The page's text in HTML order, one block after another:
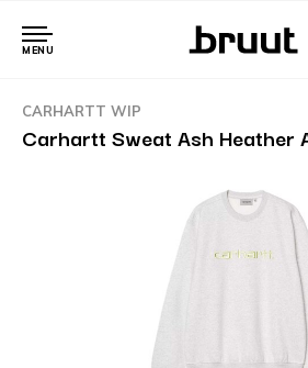
MENU
CARHARTT WIP
Carhartt Sweat Ash Heather